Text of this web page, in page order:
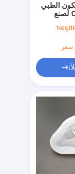
الطبي
الشفاف OEM لصنع
سعر